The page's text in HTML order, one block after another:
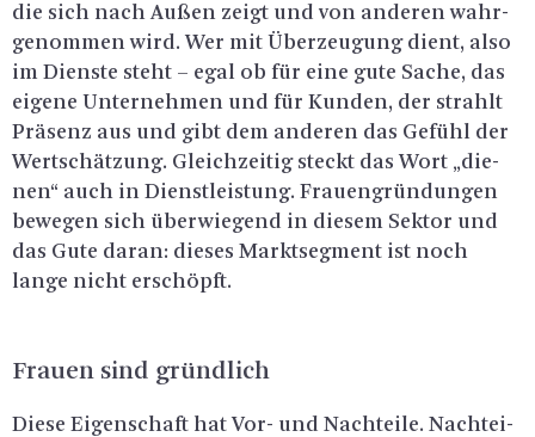
die sich nach Außen zeigt und von an­de­ren wahr­
ge­nom­men wird. Wer mit Über­zeu­gung dient, also
im Diens­te steht – egal ob für eine gute Sache, das
ei­ge­ne Un­ter­neh­men und für Kun­den, der strahlt
Prä­senz aus und gibt dem an­de­ren das Ge­fühl der
Wert­schät­zung. Gleich­zei­tig steckt das Wort „die­
nen“ auch in Dienst­leis­tung. Frau­en­grün­dun­gen
be­we­gen sich über­wie­gend in die­sem Sek­tor und
das Gute daran: die­ses Markt­seg­ment ist noch
lange nicht er­schöpft.
Frau­en sind gründ­lich
Diese Ei­gen­schaft hat Vor- und Nach­tei­le. Nach­tei­